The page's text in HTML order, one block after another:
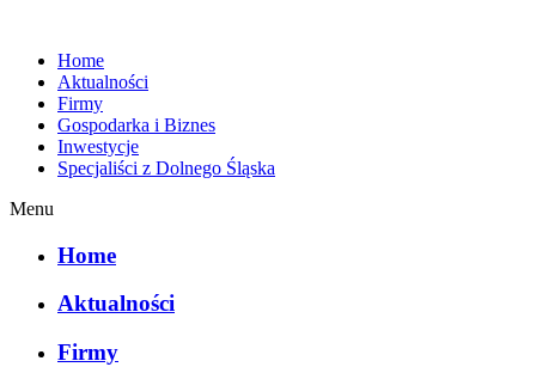
Home
Aktualności
Firmy
Gospodarka i Biznes
Inwestycje
Specjaliści z Dolnego Śląska
Menu
Home
Aktualności
Firmy